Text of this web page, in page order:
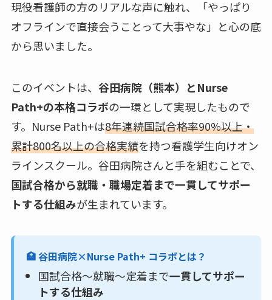
現役看護師の方のリアルな声に触れ、「やっぱり
オフラインで直接会うことって大事やな」と心の底
から思いました。
このイベントは、 谷田病院（熊本）とNurse
Path+の本格コラボの一環として実現したもので
す。Nurse Path+は8年連続国試合格率90%以上・
累計800名以上の合格実績を持つ看護学生向けオン
ラインスクール。谷田病院さんと手を組むことで、
国試合格から就職・職場定着まで一貫してサポー
トする仕組みが生まれています。
🏥 谷田病院×Nurse Path+ コラボとは？
国試合格〜就職〜定着まで一貫してサポー
トする仕組み